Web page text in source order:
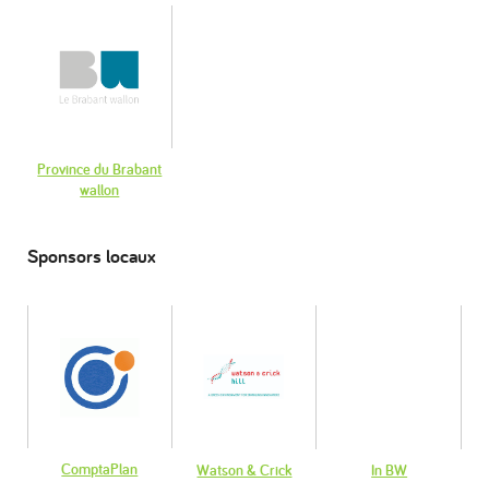
Province du Brabant
wallon
Sponsors locaux
ComptaPlan Watson & Crick In BW